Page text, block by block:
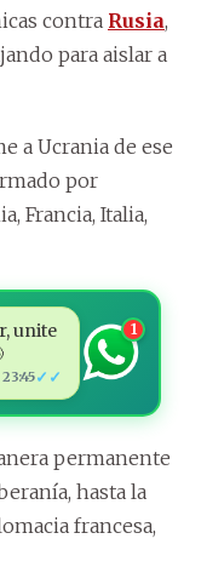
contra Rusia,
para aislar a
a Ucrania de ese
por
Francia, Italia,
unite
23:45✓✓
1
permanente
hasta la
francesa,